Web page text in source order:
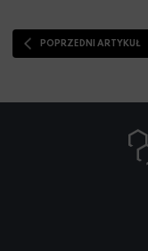
POPRZEDNI ARTYKUŁ